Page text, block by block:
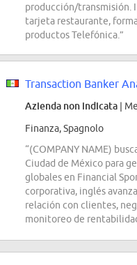
producción/transmisión.
tarjeta restaurante,
productos Telefónica.”
Azienda non indicata |
Finanza, Spagnolo
“(COMPANY NAME)
Ciudad de México para
globales en Financial
corporativa, inglés
relación con clientes,
monitoreo de